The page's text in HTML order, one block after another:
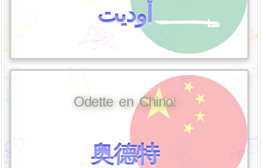
أوديت
Odette en Chino:
奥德特